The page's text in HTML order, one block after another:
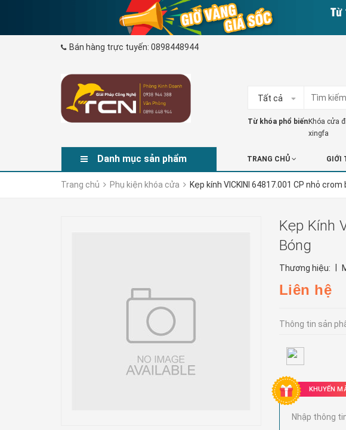
Bán hàng trực tuyến: 0898448944
Tất cả
Từ khóa phổ biến:Khóa cửa
xingfa
Danh mục sản phẩm TRANG CHỦ GIỚI
Trang chủ Phụ kiện khóa cửa Kẹp kính VICKINI 64817.001 CP nhỏ crom
Kẹp Kính
Bóng
Thương hiệu:
Liên hệ
Thông tin sản
KHUYẾN
Nhập thông